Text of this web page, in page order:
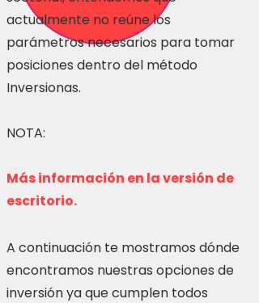
actualmente no reúne los
parámetros necesarios para tomar
posiciones dentro del método
Inversionas.
NOTA:
Más información en la versión de
escritorio.
A continuación te mostramos dónde
encontramos nuestras opciones de
inversión ya que cumplen todos